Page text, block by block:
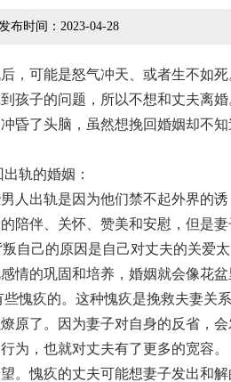
布时间： 2023-04-28
，可能是怒气冲天、或者生不如死
孩子的问题，所以不想和丈夫离婚
昏了头脑，虽然想挽回婚姻却不知
轨的婚姻：
人出轨是因为他们禁不起外界的诱
陪伴、关怀、赞美和安慰，但是妻
自己的原因是自己对丈夫的关爱太
情的巩固和培养，婚姻就会像花盆
愧疚的。这种愧疚是挽救夫妻关系
原了。因为妻子对自身的反省，会
为，也就对丈夫有了更多的宽容。
。愧疚的丈夫可能想妻子发出和解